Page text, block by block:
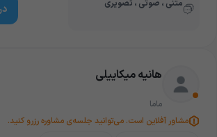
متنی ، صوتی ، تصویری
هانیه میکاییلی
ماما
مشاور آفلاین است. می‌توانید جلسه‌ی مشاوره رزرو کنید.